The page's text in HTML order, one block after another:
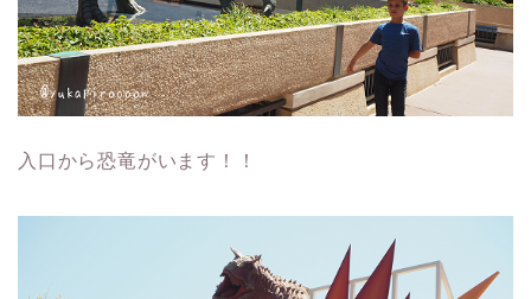
入口から恐竜がいます！！